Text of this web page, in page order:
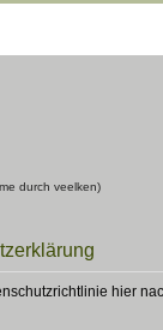
durch veelken)
hier